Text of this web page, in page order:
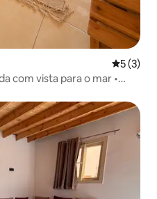
5 de
5 (3)
com vista para o mar •